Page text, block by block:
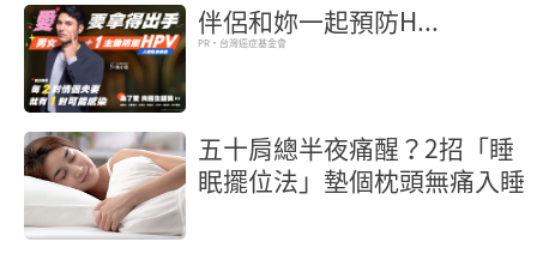
伴侶和妳一起預防H...
PR・台灣癌症基金會
五十肩總半夜痛醒？2招「睡
眠擺位法」墊個枕頭無痛入睡